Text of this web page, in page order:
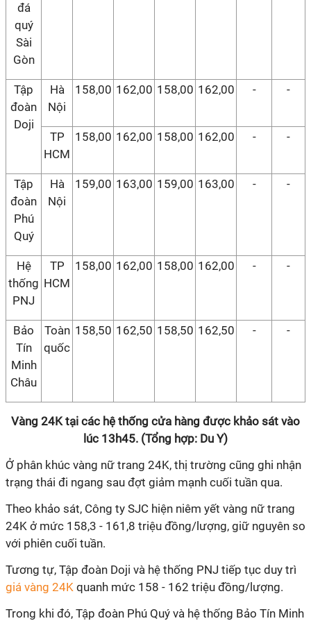
đá
quý
Sài
Gòn
Tập
đoàn
Doji
Hà
Nội
158,00 162,00 158,00 162,00 - -
TP
HCM
158,00 162,00 158,00 162,00 - -
Tập
đoàn
Phú
Quý
Hà
Nội
159,00 163,00 159,00 163,00 - -
Hệ
thống
PNJ
TP
HCM
158,00 162,00 158,00 162,00 - -
Bảo
Tín
Minh
Châu
Toàn
quốc
158,50 162,50 158,50 162,50 - -
Vàng 24K tại các hệ thống cửa hàng được khảo sát vào
lúc 13h45. (Tổng hợp: Du Y)
Ở phân khúc vàng nữ trang 24K, thị trường cũng ghi nhận
trạng thái đi ngang sau đợt giảm mạnh cuối tuần qua.
Theo khảo sát, Công ty SJC hiện niêm yết vàng nữ trang
24K ở mức 158,3 - 161,8 triệu đồng/lượng, giữ nguyên so
với phiên cuối tuần.
Tương tự, Tập đoàn Doji và hệ thống PNJ tiếp tục duy trì
giá vàng 24K quanh mức 158 - 162 triệu đồng/lượng.
Trong khi đó, Tập đoàn Phú Quý và hệ thống Bảo Tín Minh